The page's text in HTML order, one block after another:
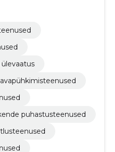
puhastusteenused